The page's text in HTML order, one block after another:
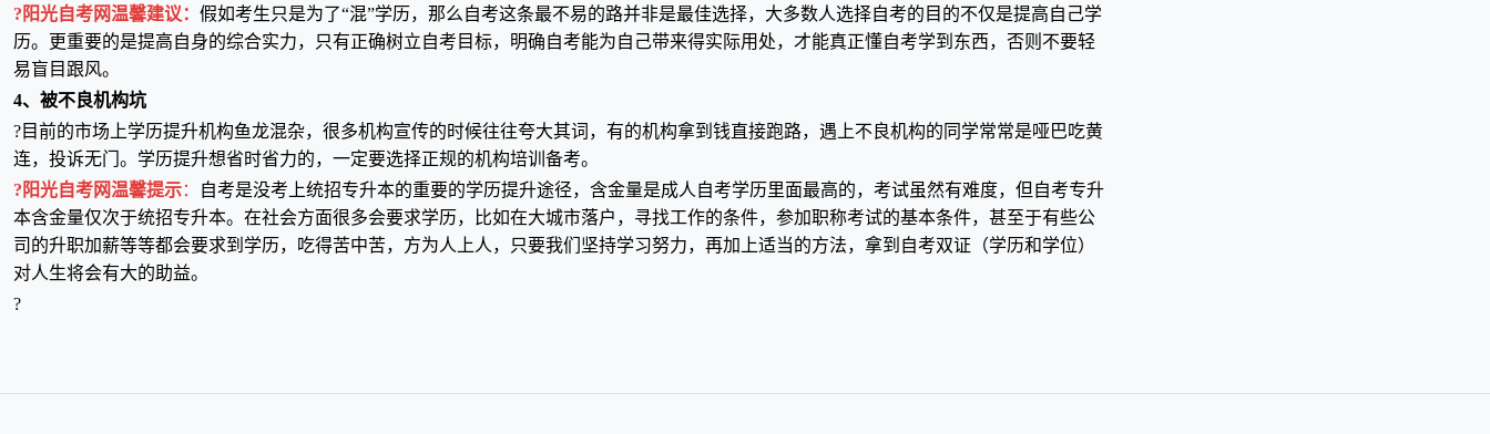
?阳光自考网温馨建议： 假如考生只是为了“混”学历，那么自考这条最不易的路并非是最佳选择，大多数人选择自考的目的不仅是提高自己学
历。更重要的是提高自身的综合实力，只有正确树立自考目标，明确自考能为自己带来得实际用处，才能真正懂自考学到东西，否则不要轻
易盲目跟风。
4、被不良机构坑
?目前的市场上学历提升机构鱼龙混杂，很多机构宣传的时候往往夸大其词，有的机构拿到钱直接跑路，遇上不良机构的同学常常是哑巴吃黄
连，投诉无门。学历提升想省时省力的，一定要选择正规的机构培训备考。
?阳光自考网温馨提示：
自考是没考上统招专升本的重要的学历提升途径，含金量是成人自考学历里面最高的，考试虽然有难度，但自考专升
本含金量仅次于统招专升本。在社会方面很多会要求学历，比如在大城市落户，寻找工作的条件，参加职称考试的基本条件，甚至于有些公
司的升职加薪等等都会要求到学历，吃得苦中苦，方为人上人，只要我们坚持学习努力，再加上适当的方法，拿到自考双证（学历和学位）
对人生将会有大的助益。
?